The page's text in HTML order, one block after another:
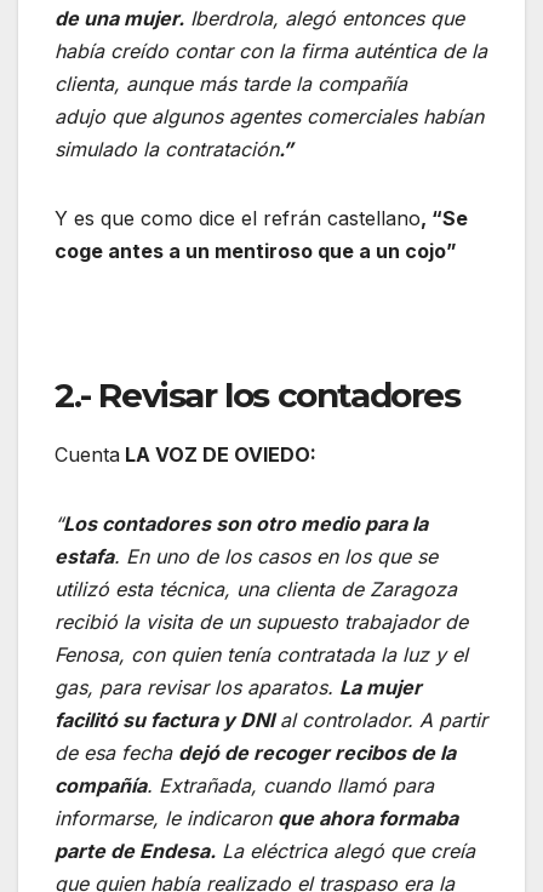
de una mujer. Iberdrola, alegó entonces que
había creído contar con la firma auténtica de la
clienta, aunque más tarde la compañía
adujo que algunos agentes comerciales habían
simulado la contratación.”
Y es que como dice el refrán castellano, “Se
coge antes a un mentiroso que a un cojo”
2.- Revisar los contadores
Cuenta LA VOZ DE OVIEDO:
“Los contadores son otro medio para la
estafa. En uno de los casos en los que se
utilizó esta técnica, una clienta de Zaragoza
recibió la visita de un supuesto trabajador de
Fenosa, con quien tenía contratada la luz y el
gas, para revisar los aparatos. La mujer
facilitó su factura y DNIal controlador. A partir
de esa fecha dejó de recoger recibos de la
compañía. Extrañada, cuando llamó para
informarse, le indicaron que ahora formaba
parte de Endesa. La eléctrica alegó que creía
que quien había realizado el traspaso era la